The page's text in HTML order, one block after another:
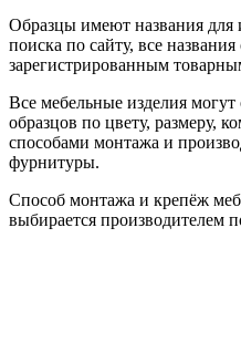
Образцы имеют названия для
поиска по сайту, все
зарегистрированным
Все мебельные изделия могут
образцов по цвету, размеру,
способами монтажа и
фурнитуры.
Способ монтажа и крепёж
выбирается производителем